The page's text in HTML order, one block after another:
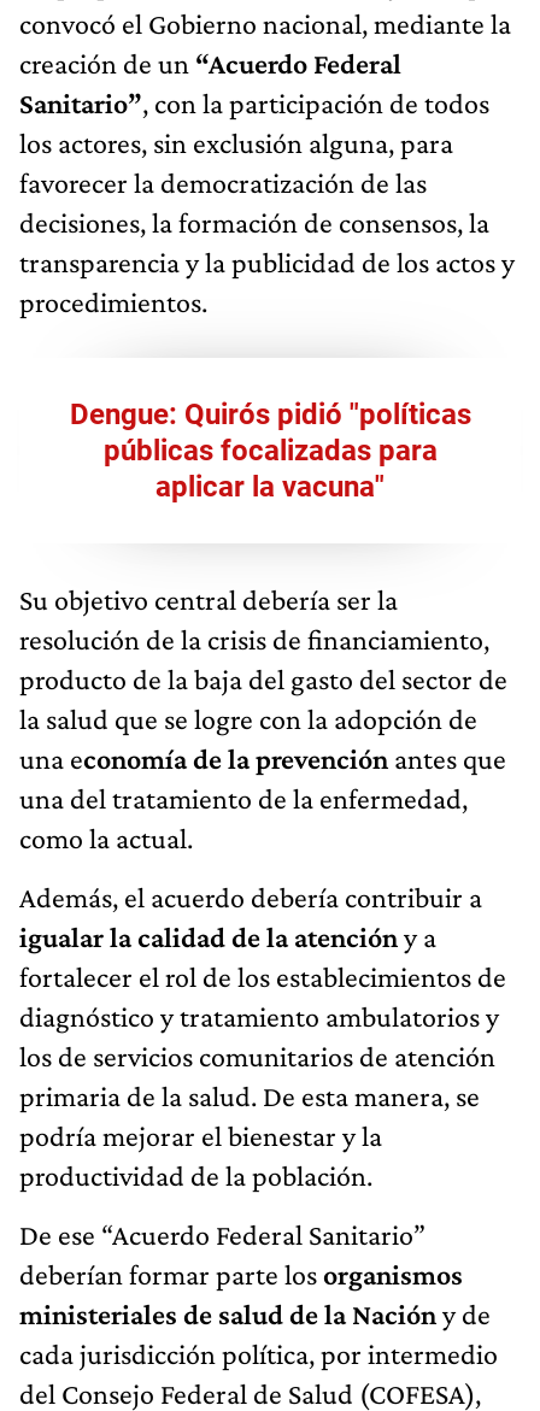
convocó el Gobierno nacional, mediante la
creación de un “Acuerdo Federal
Sanitario”, con la participación de todos
los actores, sin exclusión alguna, para
favorecer la democratización de las
decisiones, la formación de consensos, la
transparencia y la publicidad de los actos y
procedimientos.
Dengue: Quirós pidió "políticas
públicas focalizadas para
aplicar la vacuna"
Su objetivo central debería ser la
resolución de la crisis de financiamiento,
producto de la baja del gasto del sector de
la salud que se logre con la adopción de
una economía de la prevención antes que
una del tratamiento de la enfermedad,
como la actual.
Además, el acuerdo debería contribuir a
igualar la calidad de la atencióny a
fortalecer el rol de los establecimientos de
diagnóstico y tratamiento ambulatorios y
los de servicios comunitarios de atención
primaria de la salud. De esta manera, se
podría mejorar el bienestar y la
productividad de la población.
De ese “Acuerdo Federal Sanitario”
deberían formar parte losorganismos
ministeriales de salud de la Nacióny de
cada jurisdicción política, por intermedio
del Consejo Federal de Salud (COFESA),